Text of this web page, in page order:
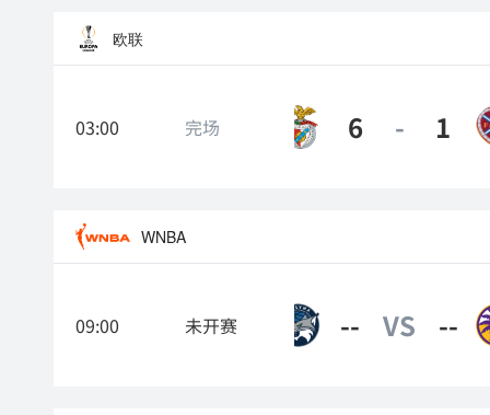
欧联
03:00 完场 6 - 1
WNBA
09:00 未开赛
明尼苏达山猫 -- VS --